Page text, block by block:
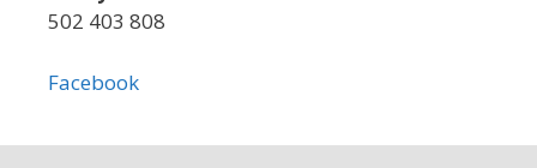
502 403 808
Facebook